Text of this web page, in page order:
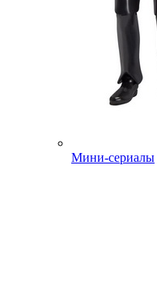
Мини-сериалы